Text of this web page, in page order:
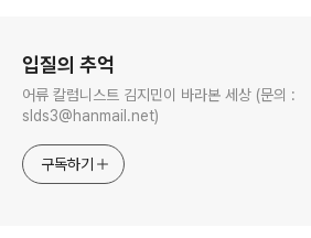
입질의 추억
어류 칼럼니스트 김지민이 바라본 세상 (문의 :
slds3@hanmail.net)
구독하기